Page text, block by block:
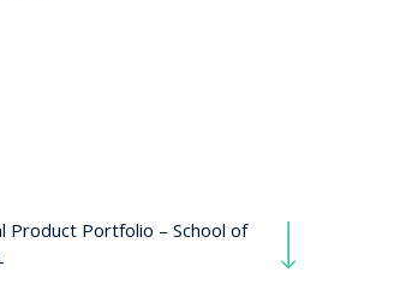
Product Portfolio – School of